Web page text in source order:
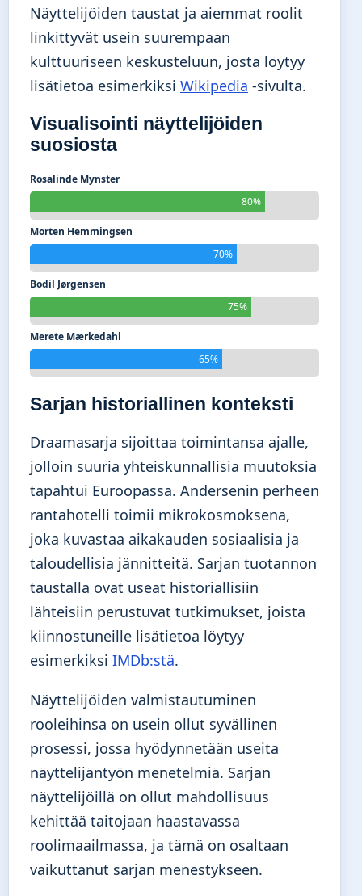
Näyttelijöiden taustat ja aiemmat roolit
linkittyvät usein suurempaan
kulttuuriseen keskusteluun, josta löytyy
lisätietoa esimerkiksi Wikipedia -sivulta.
Visualisointi näyttelijöiden
suosiosta
Rosalinde Mynster
80%
Morten Hemmingsen
70%
Bodil Jørgensen
75%
Merete Mærkedahl
65%
Sarjan historiallinen konteksti
Draamasarja sijoittaa toimintansa ajalle,
jolloin suuria yhteiskunnallisia muutoksia
tapahtui Euroopassa. Andersenin perheen
rantahotelli toimii mikrokosmoksena,
joka kuvastaa aikakauden sosiaalisia ja
taloudellisia jännitteitä. Sarjan tuotannon
taustalla ovat useat historiallisiin
lähteisiin perustuvat tutkimukset, joista
kiinnostuneille lisätietoa löytyy
esimerkiksi IMDb:stä.
Näyttelijöiden valmistautuminen
rooleihinsa on usein ollut syvällinen
prosessi, jossa hyödynnetään useita
näyttelijäntyön menetelmiä. Sarjan
näyttelijöillä on ollut mahdollisuus
kehittää taitojaan haastavassa
roolimaailmassa, ja tämä on osaltaan
vaikuttanut sarjan menestykseen.